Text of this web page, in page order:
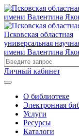
Псковская областная
универсальная
имени Валентина
Личный кабинет
О библиотеке
Электронная
Услуги
Ресурсы
Каталоги